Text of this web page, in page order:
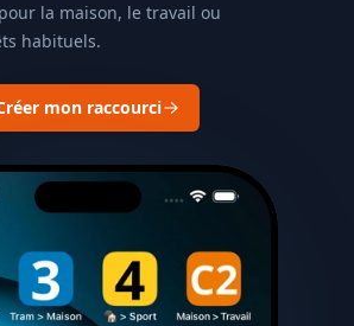
la maison, le travail ou
habituels.
mon raccourci